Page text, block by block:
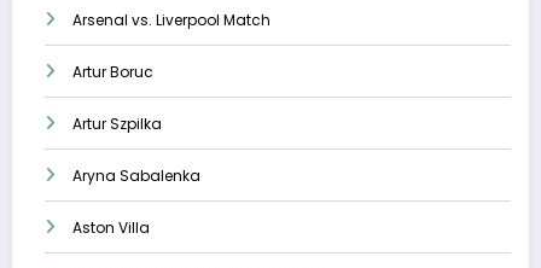
Arsenal vs. Liverpool Match
Artur Boruc
Artur Szpilka
Aryna Sabalenka
Aston Villa